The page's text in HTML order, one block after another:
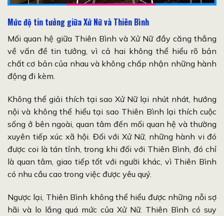
Mức độ tin tưởng giữa Xử Nữ và Thiên Bình
Mối quan hệ giữa Thiên Bình và Xử Nữ đầy căng thẳng
về vấn đề tin tưởng, vì cả hai không thể hiểu rõ bản
chất cơ bản của nhau và không chấp nhận những hành
động đi kèm.
Không thể giải thích tại sao Xử Nữ lại nhút nhát, hướng
nội và không thể hiểu tại sao Thiên Bình lại thích cuộc
sống ở bên ngoài, quan tâm đến mối quan hệ và thường
xuyên tiếp xúc xã hội. Đối với Xử Nữ, những hành vi đó
được coi là tán tỉnh, trong khi đối với Thiên Bình, đó chỉ
là quan tâm, giao tiếp tốt với người khác, vì Thiên Bình
có nhu cầu cao trong việc được yêu quý.
Ngược lại, Thiên Bình không thể hiểu được những nỗi sợ
hãi và lo lắng quá mức của Xử Nữ. Thiên Bình có suy